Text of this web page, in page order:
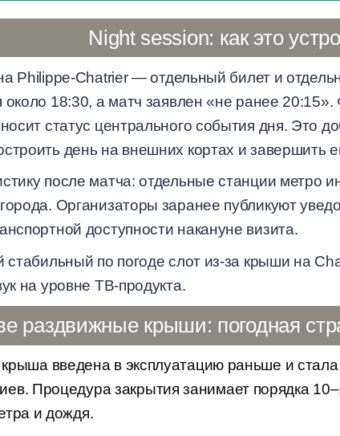
Night session: как это
Philippe-Chatrier — отдельный билет и
около 18:30, а матч заявлен «не ранее
статус центрального события дня. Это
день на внешних кортах и завершить
после матча: отдельные станции метро
Организаторы заранее публикуют
доступности накануне визита.
по погоде слот из-за крыши на
на уровне ТВ-продукта.
раздвижные крыши: погодная
крыша введена в эксплуатацию раньше и
Процедура закрытия занимает порядка
и дождя.